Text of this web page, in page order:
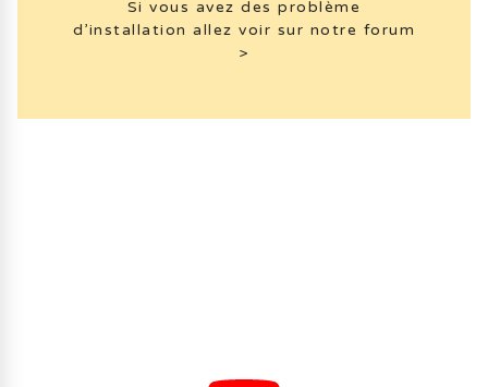
Si vous avez des problème
d’installation allez voir sur notre forum
>